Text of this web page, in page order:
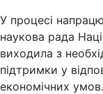
У процесі
наукова рада
виходила з
підтримки у
економічних